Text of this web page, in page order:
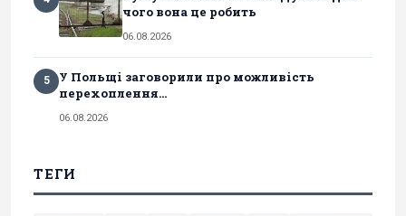
чого вона це робить
06.08.2026
5
У Польщі заговорили про можливість
перехоплення...
06.08.2026
ТЕГИ